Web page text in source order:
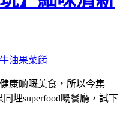
康啲嘅美食，所以今集
埋superfood嘅餐廳，試下